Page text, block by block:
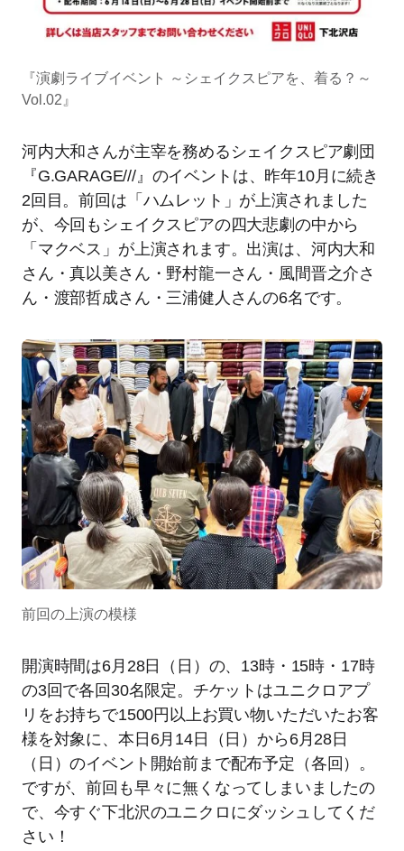
『演劇ライブイベント ～シェイクスピアを、着る？～
Vol.02』
河内大和さんが主宰を務めるシェイクスピア劇団
『G.GARAGE///』のイベントは、昨年10月に続き
2回目。前回は「ハムレット」が上演されました
が、今回もシェイクスピアの四大悲劇の中から
「マクベス」が上演されます。出演は、河内大和
さん・真以美さん・野村龍一さん・風間晋之介さ
ん・渡部哲成さん・三浦健人さんの6名です。
前回の上演の模様
開演時間は6月28日（日）の、13時・15時・17時
の3回で各回30名限定。チケットはユニクロアプ
リをお持ちで1500円以上お買い物いただいたお客
様を対象に、本日6月14日（日）から6月28日
（日）のイベント開始前まで配布予定（各回）。
ですが、前回も早々に無くなってしまいましたの
で、今すぐ下北沢のユニクロにダッシュしてくだ
さい！